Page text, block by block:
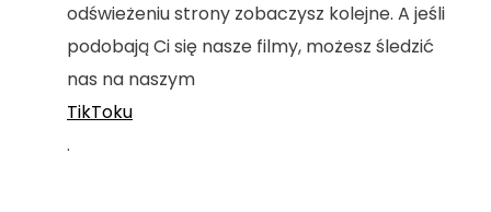
odświeżeniu strony zobaczysz kolejne. A jeśli
podobają Ci się nasze filmy, możesz śledzić
nas na naszym
TikToku
.